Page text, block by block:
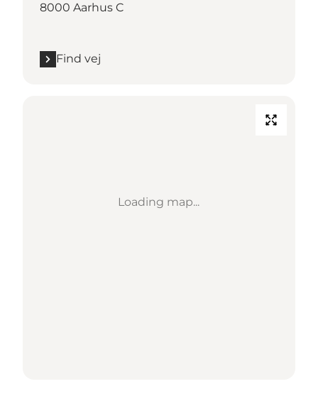
8000 Aarhus C
Find vej
Loading map...